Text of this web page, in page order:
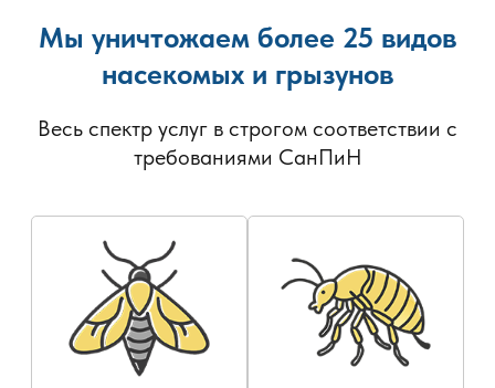
Мы уничтожаем более 25 видов
насекомых и грызунов
Весь спектр услуг в строгом соответствии с
требованиями СанПиН